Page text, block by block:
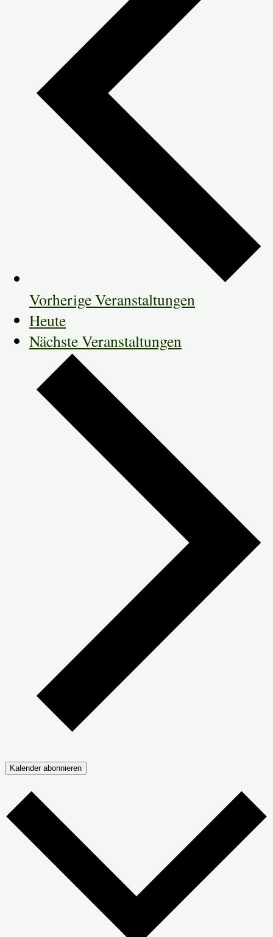
VorherigeVeranstaltungen
Heute
NächsteVeranstaltungen
Kalender abonnieren